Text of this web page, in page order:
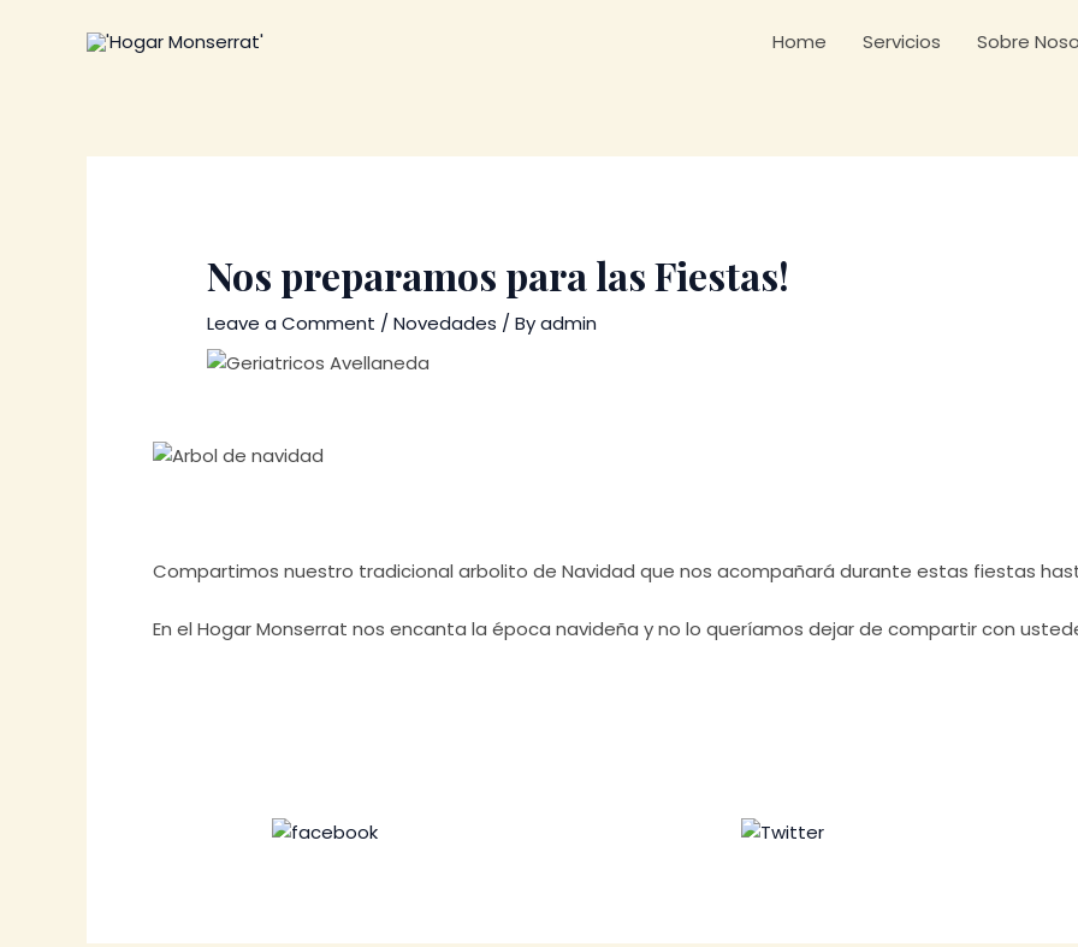
Home Servicios Sobre
Nos preparamos para las Fiestas!
Leave a Comment /Novedades / Byadmin
Compartimos nuestro tradicional arbolito de Navidad que nos acompañará durante estas fiestas
En el Hogar Monserrat nos encanta la época navideña y no lo queríamos dejar de compartir con